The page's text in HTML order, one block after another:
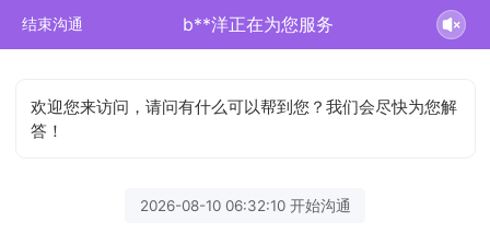
结束沟通 b**洋正在为您服务
欢迎您来访问，请问有什么可以帮到您？我们会尽快为您解
答！
2026-08-10 06:32:10 开始沟通